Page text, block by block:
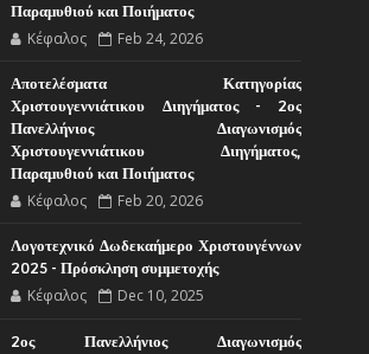
Παραμυθιού και Ποιήματος
Κέφαλος Feb 24, 2026
Αποτελέσματα Κατηγορίας
Χριστουγεννιάτικου Διηγήματος - 2ος
Πανελλήνιος Διαγωνισμός
Χριστουγεννιάτικου Διηγήματος,
Παραμυθιού και Ποιήματος
Κέφαλος Feb 20, 2026
Λογοτεχνικό Δωδεκαήμερο Χριστουγέννων
2025 - Πρόσκληση συμμετοχής
Κέφαλος Dec 10, 2025
2ος Πανελλήνιος Διαγωνισμός